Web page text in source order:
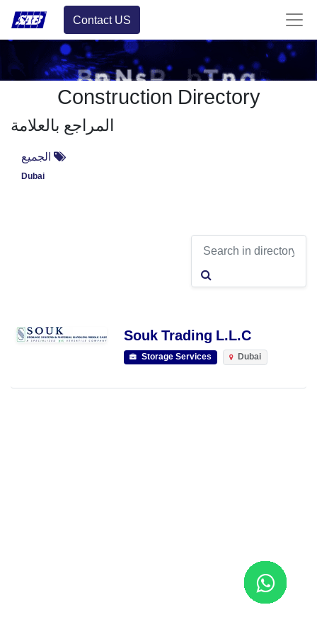
Contact US
Construction Directory
المراجع بالعلامة
الجميع
Dubai
Souk Trading L.L.C
Storage Services Dubai